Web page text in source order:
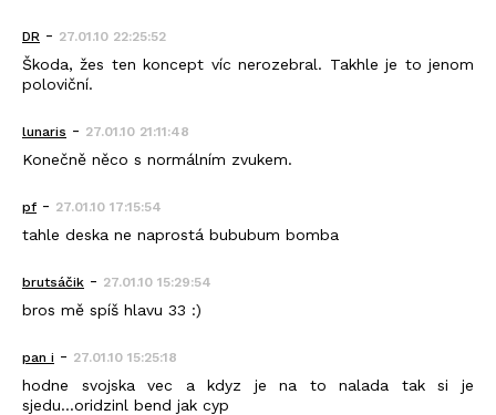
DR - 27.01.10 22:25:52
Škoda, žes ten koncept víc nerozebral. Takhle je to jenom
poloviční.
lunaris - 27.01.10 21:11:48
Konečně něco s normálním zvukem.
pf - 27.01.10 17:15:54
tahle deska ne naprostá bububum bomba
brutsáčik - 27.01.10 15:29:54
bros mě spíš hlavu 33 :)
pan i - 27.01.10 15:25:18
hodne svojska vec a kdyz je na to nalada tak si je
sjedu...oridzinl bend jak cyp